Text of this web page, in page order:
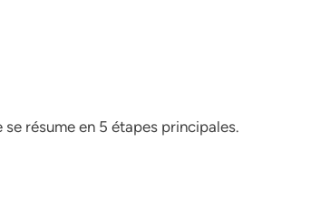
résume en 5 étapes principales.